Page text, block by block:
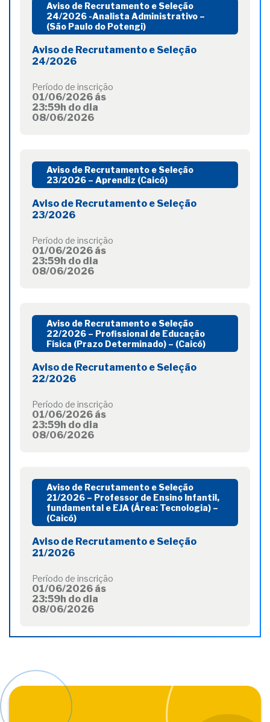
Aviso de Recrutamento e Seleção
24/2026 -Analista Administrativo –
(São Paulo do Potengi)
Aviso de Recrutamento e Seleção
24/2026
Período de inscrição
01/06/2026 ás
23:59h do dia
08/06/2026
Aviso de Recrutamento e Seleção
23/2026 – Aprendiz (Caicó)
Aviso de Recrutamento e Seleção
23/2026
Período de inscrição
01/06/2026 ás
23:59h do dia
08/06/2026
Aviso de Recrutamento e Seleção
22/2026 – Profissional de Educação
Física (Prazo Determinado) – (Caicó)
Aviso de Recrutamento e Seleção
22/2026
Período de inscrição
01/06/2026 ás
23:59h do dia
08/06/2026
Aviso de Recrutamento e Seleção
21/2026 – Professor de Ensino Infantil,
fundamental e EJA (Área: Tecnologia) –
(Caicó)
Aviso de Recrutamento e Seleção
21/2026
Período de inscrição
01/06/2026 ás
23:59h do dia
08/06/2026